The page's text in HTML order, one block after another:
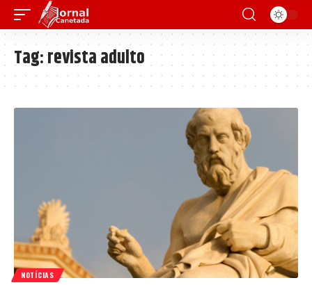
Tag:revista adulto
NOTÍCIAS